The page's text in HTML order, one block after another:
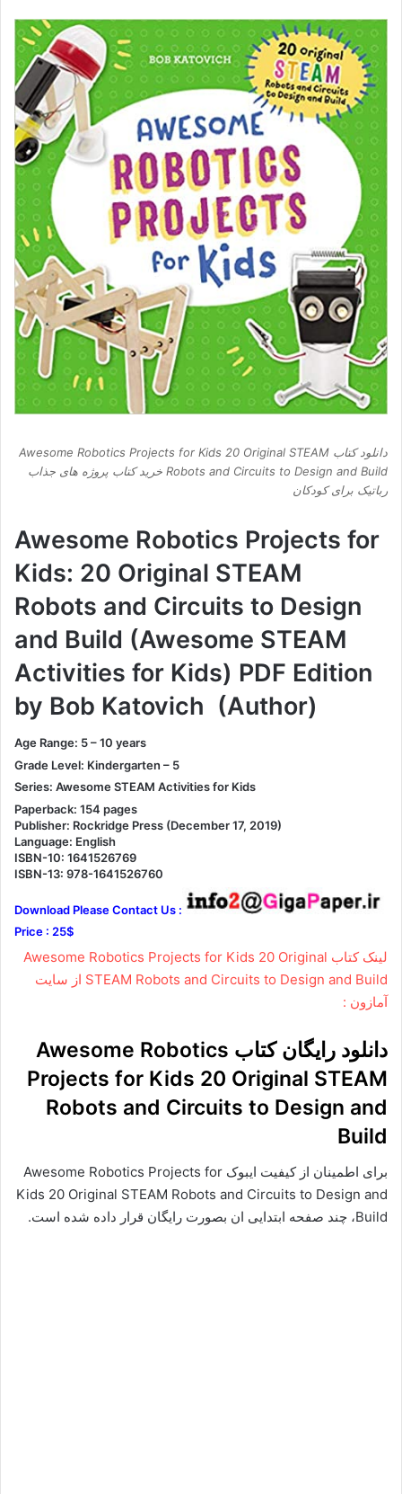
دانلود کتاب Awesome Robotics Projects for Kids 20 Original STEAM
Robots and Circuits to Design and Build خرید کتاب پروژه های جذاب
رباتیک برای کودکان
Awesome Robotics Projects for
Kids: 20 Original STEAM
Robots and Circuits to Design
and Build (Awesome STEAM
Activities for Kids) PDF Edition
by Bob Katovich (Author)
Age Range: 5 – 10 years
Grade Level: Kindergarten – 5
Series: Awesome STEAM Activities for Kids
Paperback: 154 pages
Publisher: Rockridge Press (December 17, 2019)
Language: English
ISBN-10: 1641526769
ISBN-13: 978-1641526760
Download Please Contact Us :
Price : 25$
لینک کتاب Awesome Robotics Projects for Kids 20 Original
STEAM Robots and Circuits to Design and Build از سایت
آمازون :
دانلود رایگان کتاب Awesome Robotics
Projects for Kids 20 Original STEAM
Robots and Circuits to Design and
Build
برای اطمینان از کیفیت ایبوک Awesome Robotics Projects for
Kids 20 Original STEAM Robots and Circuits to Design and
Build، چند صفحه ابتدایی ان بصورت رایگان قرار داده شده است.